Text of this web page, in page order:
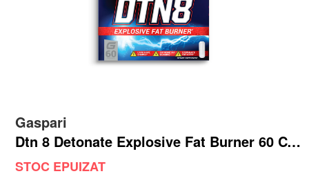
Gaspari
Dtn 8 Detonate Explosive Fat Burner 60 CAPSULE
STOC EPUIZAT